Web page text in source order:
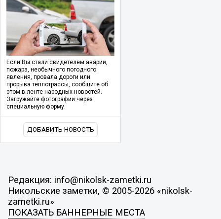
Если Вы стали свидетелем аварии,
пожара, необычного погодного
явления, провала дороги или
прорыва теплотрассы, сообщите об
этом в ленте народных новостей.
Загружайте фотографии через
специальную форму.
ДОБАВИТЬ НОВОСТЬ
Редакция: info@nikolsk-zametki.ru
Никольские заметки, © 2005-2026 «nikolsk-
zametki.ru»
ПОКАЗАТЬ БАННЕРНЫЕ МЕСТА